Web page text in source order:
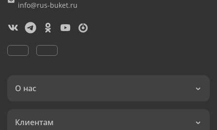
info@rus-buket.ru
О нас
Клиентам